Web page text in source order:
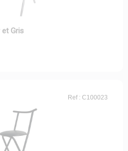
et Gris
Ref : C100023